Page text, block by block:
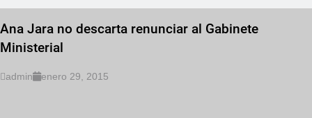
Ana Jara no descarta renunciar al Gabinete
Ministerial
admin enero 29, 2015